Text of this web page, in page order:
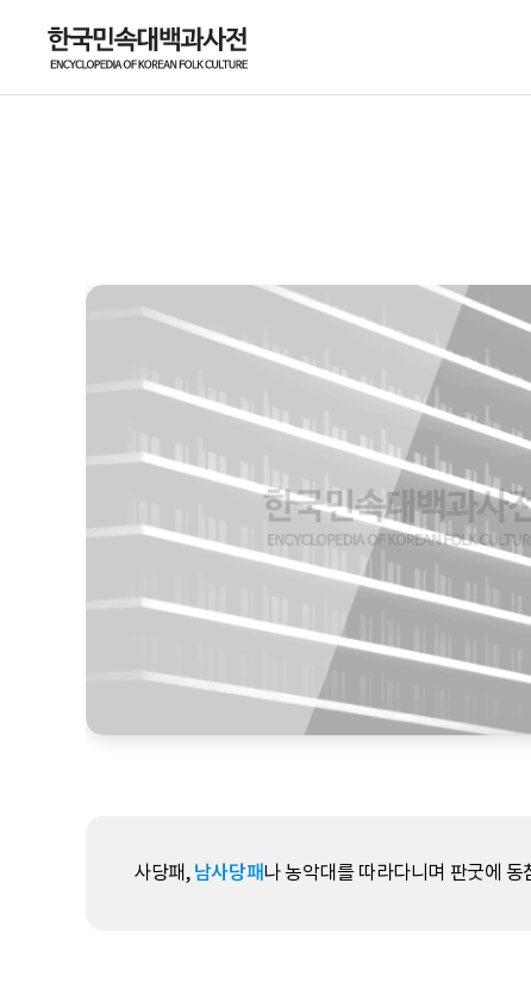
사당패,남사당패나 농악대를 따라다니며 판굿에